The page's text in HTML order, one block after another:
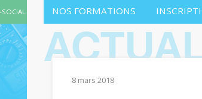
NOS FORMATIONS
8 mars 2018
SOCIAL